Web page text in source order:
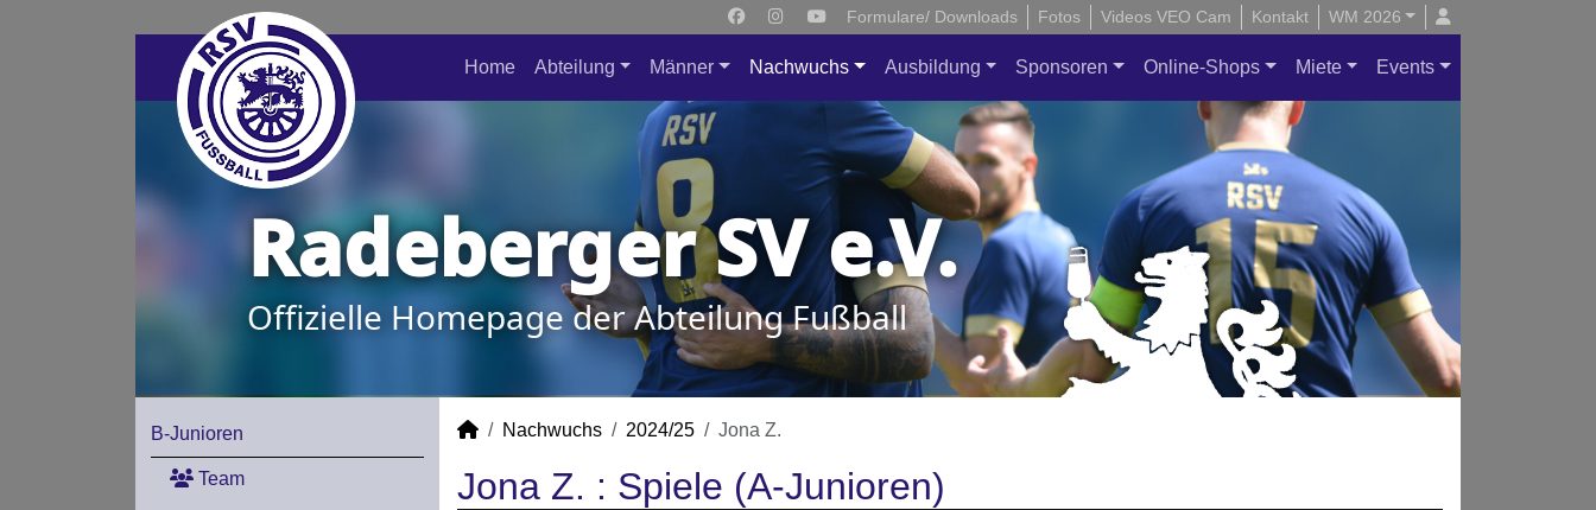
Formulare/ Downloads Fotos Videos VEO Cam Kontakt WM 2026
Home Abteilung Männer Nachwuchs Ausbildung Sponsoren Online-Shops Miete Events
Radeberger SV e.V.
Offizielle Homepage der Abteilung Fußball
B-Junioren
Team
Nachwuchs 2024/25 Jona Z.
Jona Z. : Spiele (A-Junioren)